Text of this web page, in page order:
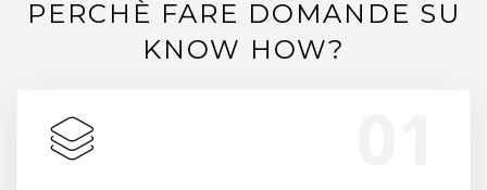
PERCHÈ FARE DOMANDE SU
KNOW HOW?